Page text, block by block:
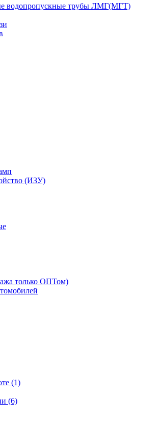
водопропускные трубы ЛМГ(МГТ)
(ИЗУ)
только ОПТом)
(1)
(6)